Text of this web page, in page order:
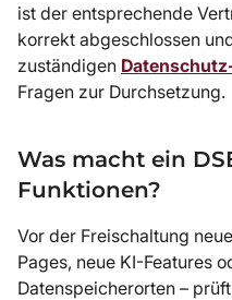
ist der entsprechende
korrekt abgeschlossen
zuständigen
Fragen zur Durchsetzung.
Was macht ein
Funktionen?
Vor der Freischaltung
Pages, neue KI-Features
Datenspeicherorten –